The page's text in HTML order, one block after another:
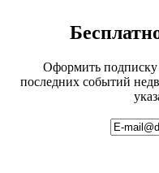
Оформить
последних событий